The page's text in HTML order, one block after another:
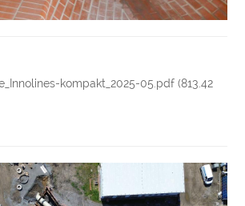
kompakt_2025-05.pdf (813.42